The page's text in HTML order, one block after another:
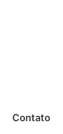
Contato